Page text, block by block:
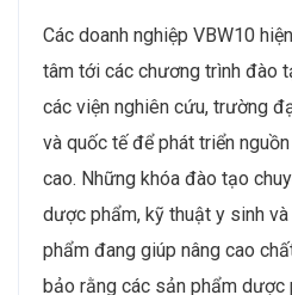
Các doanh nghiệp VBW10
tâm tới các chương trình đào
các viện nghiên cứu, trường
và quốc tế để phát triển
cao. Những khóa đào tạo
dược phẩm, kỹ thuật y sinh
phẩm đang giúp nâng cao
bảo rằng các sản phẩm